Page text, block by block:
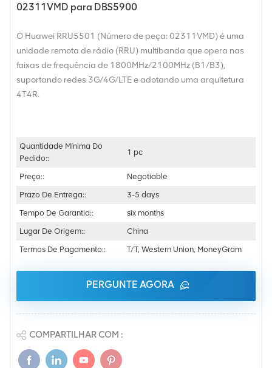
02311VMD para DBS5900
O Huawei RRU5501 (Número de peça: 02311VMD) é uma
unidade remota de rádio (RRU) multibanda que opera nas
faixas de frequência de 1800MHz/2100MHz (B1/B3),
suportando redes 3G/4G/LTE e adotando uma arquitetura
4T4R.
Quantidade Mínima Do
Pedido::
1 pc
Preço::
Negotiable
Prazo De Entrega::
3-5 days
Tempo De Garantia::
six months
Lugar De Origem::
China
Termos De Pagamento::
T/T, Western Union, MoneyGram
PERGUNTE AGORA
COMPARTILHAR COM :